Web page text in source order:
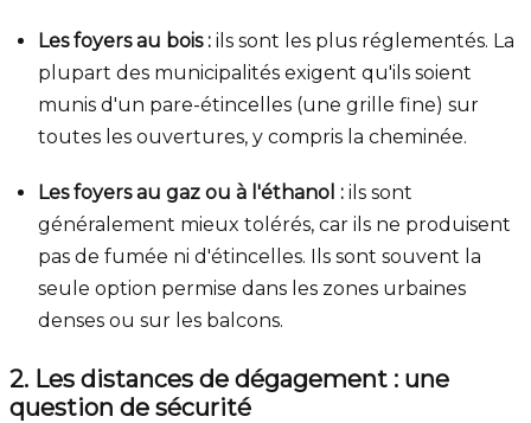
Les foyers au bois : ils sont les plus réglementés. La
plupart des municipalités exigent qu'ils soient
munis d'un pare-étincelles (une grille fine) sur
toutes les ouvertures, y compris la cheminée.
Les foyers au gaz ou à l'éthanol : ils sont
généralement mieux tolérés, car ils ne produisent
pas de fumée ni d'étincelles. Ils sont souvent la
seule option permise dans les zones urbaines
denses ou sur les balcons.
2. Les distances de dégagement : une
question de sécurité